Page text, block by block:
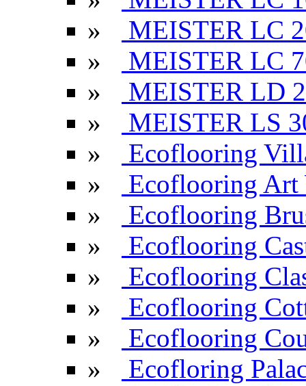
»
MEISTER LC
»
MEISTER LC
»
MEISTER LD
»
MEISTER LS
»
Ecoflooring
»
Ecoflooring Art
»
Ecoflooring
»
Ecoflooring
»
Ecoflooring
»
Ecoflooring
»
Ecoflooring
»
Ecofloring